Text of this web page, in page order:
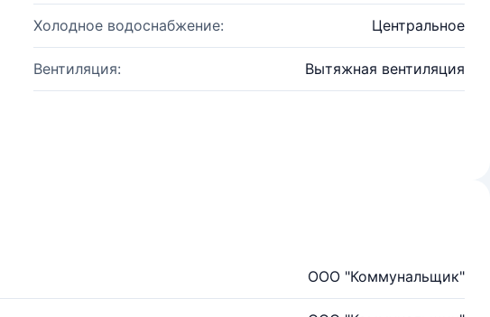
Холодное водоснабжение: Центральное
Вентиляция: Вытяжная вентиляция
ООО "Коммунальщик"